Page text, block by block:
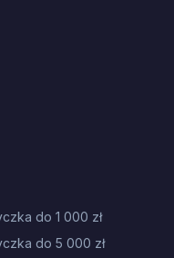
do 1 000 zł
do 5 000 zł